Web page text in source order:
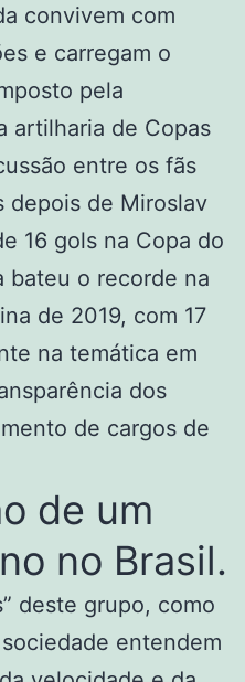
convivem com
e carregam o
pela
artilharia de Copas
entre os fãs
depois de Miroslav
16 gols na Copa do
bateu o recorde na
de 2019, com 17
na temática em
dos
de cargos de
de um
no Brasil.
deste grupo, como
entendem